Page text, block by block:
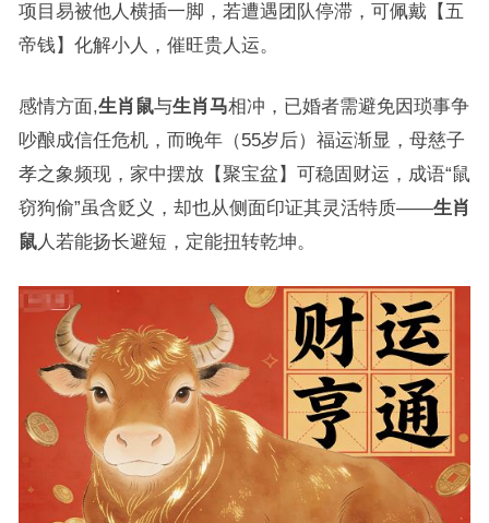
项目易被他人横插一脚，若遭遇团队停滞，可佩戴【五
帝钱】化解小人，催旺贵人运。
感情方面,生肖鼠与生肖马相冲，已婚者需避免因琐事争
吵酿成信任危机，而晚年（55岁后）福运渐显，母慈子
孝之象频现，家中摆放【聚宝盆】可稳固财运，成语“鼠
窃狗偷”虽含贬义，却也从侧面印证其灵活特质——生肖
鼠人若能扬长避短，定能扭转乾坤。